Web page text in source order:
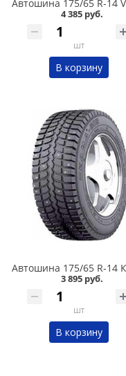
4 385 руб.
шт
В корзину
3 895 руб.
шт
В корзину